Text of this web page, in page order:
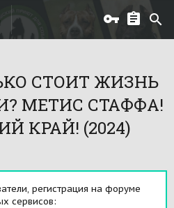
СТОИТ ЖИЗНЬ
МЕТИС СТАФФА!
КРАЙ! (2024)
регистрация на форуме
сервисов: